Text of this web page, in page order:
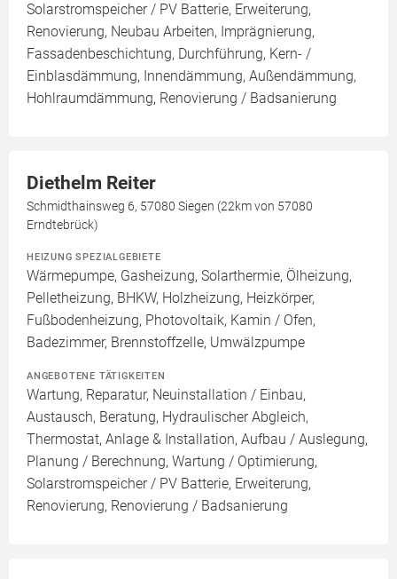
Solarstromspeicher / PV Batterie, Erweiterung,
Renovierung, Neubau Arbeiten, Imprägnierung,
Fassadenbeschichtung, Durchführung, Kern- /
Einblasdämmung, Innendämmung, Außendämmung,
Hohlraumdämmung, Renovierung / Badsanierung
Diethelm Reiter
Schmidthainsweg 6, 57080 Siegen (22km von 57080
Erndtebrück)
HEIZUNG SPEZIALGEBIETE
Wärmepumpe, Gasheizung, Solarthermie, Ölheizung,
Pelletheizung, BHKW, Holzheizung, Heizkörper,
Fußbodenheizung, Photovoltaik, Kamin / Ofen,
Badezimmer, Brennstoffzelle, Umwälzpumpe
ANGEBOTENE TÄTIGKEITEN
Wartung, Reparatur, Neuinstallation / Einbau,
Austausch, Beratung, Hydraulischer Abgleich,
Thermostat, Anlage & Installation, Aufbau / Auslegung,
Planung / Berechnung, Wartung / Optimierung,
Solarstromspeicher / PV Batterie, Erweiterung,
Renovierung, Renovierung / Badsanierung